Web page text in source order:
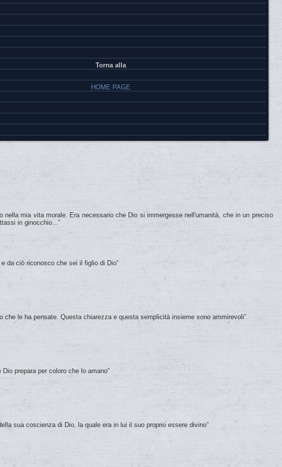
Torna alla
HOME PAGE
mia vita morale. Era necessario che Dio si immergesse nell'umanità, che in un preciso
in ginocchio...”
da ciò riconosco che sei il figlio di Dio”
le ha pensate. Questa chiarezza e questa semplicità insieme sono ammirevoli”
felicità che Dio prepara per coloro che lo amano”
della sua coscienza di Dio, la quale era in lui il suo proprio essere divino”